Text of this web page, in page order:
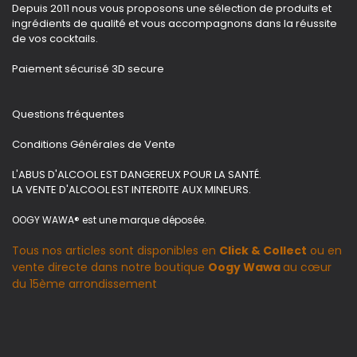
Depuis 2011 nous vous proposons une sélection de produits et
ingrédients de qualité et vous accompagnons dans la réussite
de vos cocktails.
Paiement sécurisé 3D secure
Questions fréquentes
Conditions Générales de Vente
L'ABUS D'ALCOOL EST DANGEREUX POUR LA SANTÉ.
LA VENTE D'ALCOOL EST INTERDITE AUX MINEURS.
OOGY WAWA® est une marque déposée.
Tous nos articles sont disponibles en Click & Collect ou en
vente directe dans notre boutique Oogy Wawaau cœur
du 15ème arrondissement